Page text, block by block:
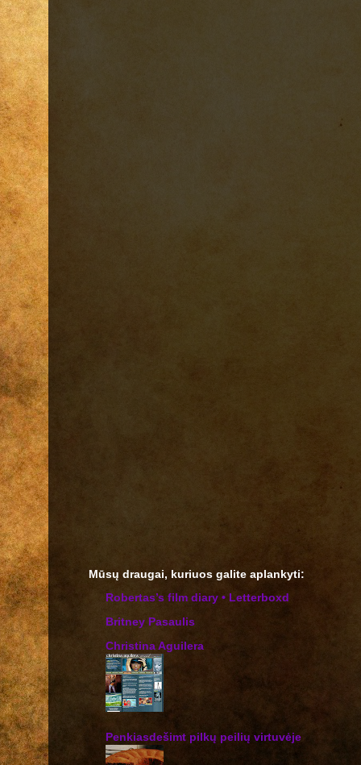
Mūsų draugai, kuriuos galite aplankyti:
‎Robertas’s film diary • Letterboxd
Britney Pasaulis
Christina Aguilera
Penkiasdešimt pilkų peilių virtuvėje